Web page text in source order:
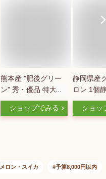
熊本産 ”肥後グリー
ン” 秀・優品 特大2玉
約4kg【予約 5月末以
降】 送料無料
ショップでみる
静岡県産
ロン 1個
メロンの
ンド！ギ
ショッ
メロン・スイカ 予算8,000円以内